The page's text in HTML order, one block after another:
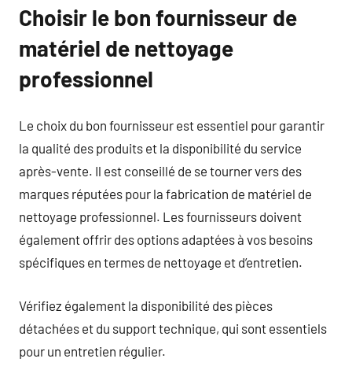
Choisir le bon fournisseur de
matériel de nettoyage
professionnel
Le choix du bon fournisseur est essentiel pour garantir
la qualité des produits et la disponibilité du service
après-vente. Il est conseillé de se tourner vers des
marques réputées pour la fabrication de matériel de
nettoyage professionnel. Les fournisseurs doivent
également offrir des options adaptées à vos besoins
spécifiques en termes de nettoyage et d’entretien.
Vérifiez également la disponibilité des pièces
détachées et du support technique, qui sont essentiels
pour un entretien régulier.